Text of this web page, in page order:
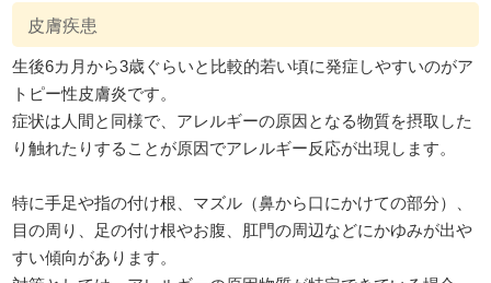
皮膚疾患
生後6カ月から3歳ぐらいと比較的若い頃に発症しやすいのがア
トピー性皮膚炎です。
症状は人間と同様で、アレルギーの原因となる物質を摂取した
り触れたりすることが原因でアレルギー反応が出現します。
特に手足や指の付け根、マズル（鼻から口にかけての部分）、
目の周り、足の付け根やお腹、肛門の周辺などにかゆみが出や
すい傾向があります。